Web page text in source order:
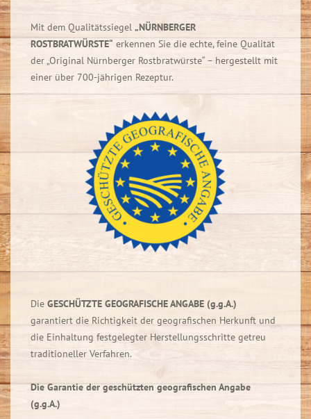
Mit dem Qualitätssiegel „NÜRNBERGER
ROSTBRATWÜRSTE“ erkennen Sie die echte, feine Qualität
der „Original Nürnberger Rostbratwürste“ – hergestellt mit
einer über 700-jährigen Rezeptur.
Die GESCHÜTZTE GEOGRAFISCHE ANGABE (g.g.A.)
garantiert die Richtigkeit der geografischen Herkunft und
die Einhaltung festgelegter Herstellungsschritte getreu
traditioneller Verfahren.
Die Garantie der geschützten geografischen Angabe
(g.g.A.)